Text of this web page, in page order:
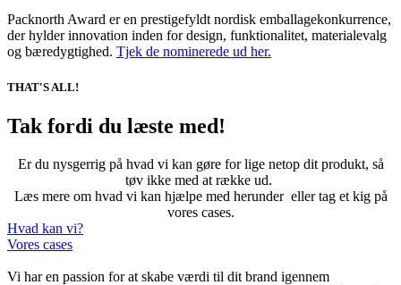
Packnorth Award er en prestigefyldt nordisk emballagekonkurrence,
der hylder innovation inden for design, funktionalitet, materialevalg
og bæredygtighed. Tjek de nominerede ud her.
THAT'S ALL!
Tak fordi du læste med!
Er du nysgerrig på hvad vi kan gøre for lige netop dit produkt, så
tøv ikke med at række ud.
Læs mere om hvad vi kan hjælpe med herunder eller tag et kig på
vores cases.
Hvad kan vi?
Vores cases
Vi har en passion for at skabe værdi til dit brand igennem